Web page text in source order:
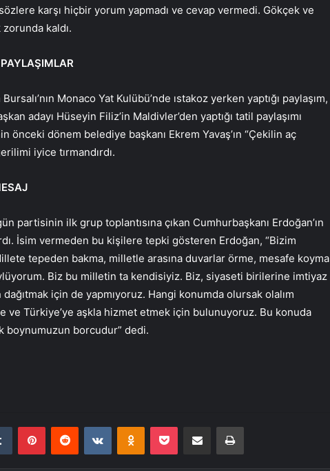
karşı hiçbir yorum yapmadı ve cevap vermedi. Gökçek ve
kaldı.
Monaco Yat Kulübü’nde ıstakoz yerken yaptığı paylaşım,
adayı Hüseyin Filiz’in Maldivler’den yaptığı tatil paylaşımı
önceki dönem belediye başkanı Ekrem Yavaş’ın “Çekilin aç
iyice tırmandırdı.
partisinin ilk grup toplantısına çıkan Cumhurbaşkanı Erdoğan’ın
İsim vermeden bu kişilere tepki gösteren Erdoğan, “Bizim
tepeden bakma, milletle arasına duvarlar örme, mesafe koyma
Biz bu milletin ta kendisiyiz. Biz, siyaseti birilerine imtiyaz
için de yapmıyoruz. Hangi konumda olursak olalım
ve Türkiye’ye aşkla hizmet etmek için bulunuyoruz. Bu konuda
borcudur” dedi.
Tumblr PinterestReddit VKontakteOdnoklassniki
Pocket E-Posta ile paylaş Yazdır